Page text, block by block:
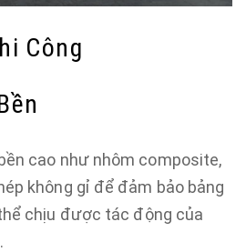
Công
cao như nhôm composite,
không gỉ để đảm bảo bảng
chịu được tác động của